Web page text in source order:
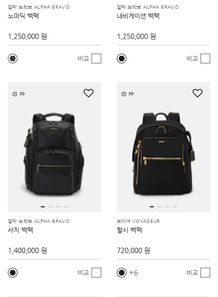
알파 브라보 ALPHA BRAVO
노마딕 백팩
1,250,000 원
비교
알파 브라보 ALPHA BRAVO
내비게이션 백팩
1,250,000 원
비교
3D
알파 브라보 ALPHA BRAVO
서치 백팩
1,400,000 원
비교
3D
보야져 VOYAGEUR
할시 백팩
720,000 원
6 비교